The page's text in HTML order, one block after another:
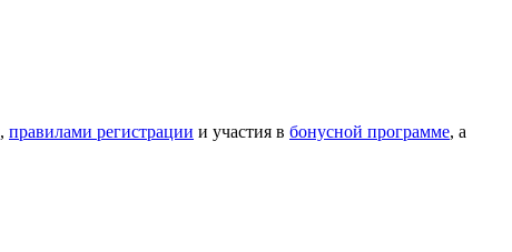
, правилами регистрации и участия в бонусной программе, а